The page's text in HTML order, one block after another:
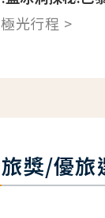
光行程 >
獎/優旅